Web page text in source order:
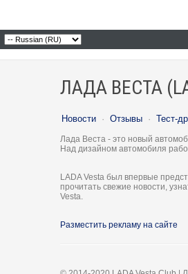
ЛАДА ВЕСТА
Новости · Отзывы · Тест-
Лада Веста - это новый
Над дизайном автомобиля
LADA Vesta был впервые
прочитать свежие новости,
Vesta.
Разместить рекламу на сайте